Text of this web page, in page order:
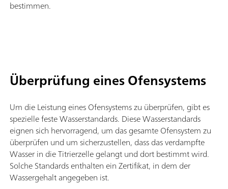
bestimmen.
Überprüfung eines Ofensystems
Um die Leistung eines Ofensystems zu überprüfen, gibt es
spezielle feste Wasserstandards. Diese Wasserstandards
eignen sich hervorragend, um das gesamte Ofensystem zu
überprüfen und um sicherzustellen, dass das verdampfte
Wasser in die Titrierzelle gelangt und dort bestimmt wird.
Solche Standards enthalten ein Zertifikat, in dem der
Wassergehalt angegeben ist.